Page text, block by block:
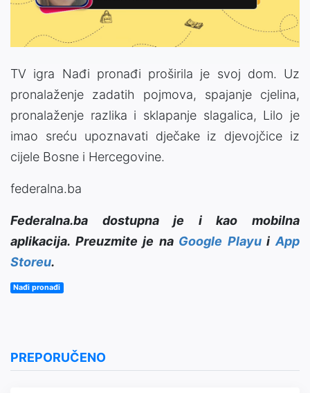
Video
TV igra Nađi pronađi proširila je svoj dom. Uz
pronalaženje zadatih pojmova, spajanje cjelina,
pronalaženje razlika i sklapanje slagalica, Lilo je
imao sreću upoznavati dječake iz djevojčice iz
cijele Bosne i Hercegovine.
federalna.ba
Federalna.ba dostupna je i kao mobilna
aplikacija. Preuzmite je na Google PlayuiApp
Storeu.
Nađi pronađi
PREPORUČENO